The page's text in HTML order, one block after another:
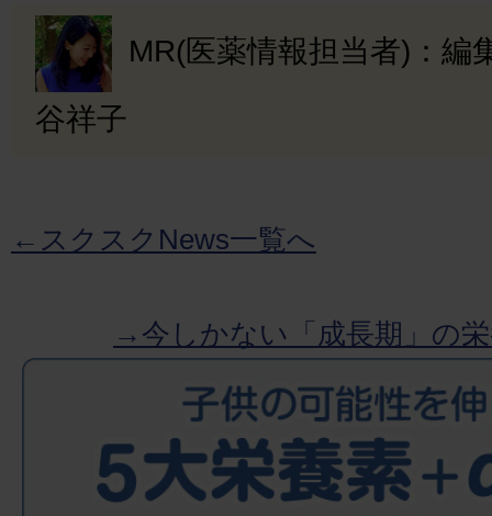
MR(医薬情報担当者)：編
谷祥子
←スクスクNews一覧へ
→今しかない「成長期」の